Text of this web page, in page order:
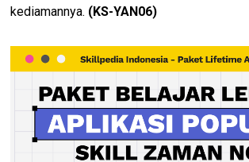
kediamannya. (KS-YAN06)